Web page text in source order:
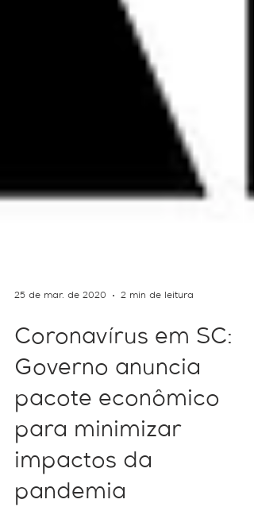
25 de mar. de 2020 2 min de leitura
Coronavírus em SC:
Governo anuncia
pacote econômico
para minimizar